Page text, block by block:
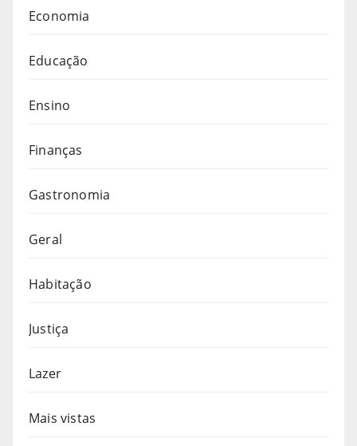
Economia
Educação
Ensino
Finanças
Gastronomia
Geral
Habitação
Justiça
Lazer
Mais vistas